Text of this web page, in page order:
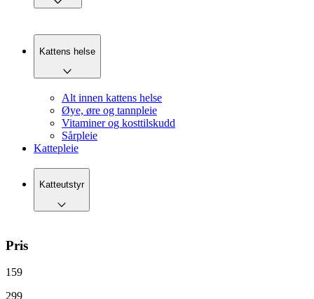
Kattens helse
Alt innen kattens helse
Øye, øre og tannpleie
Vitaminer og kosttilskudd
Sårpleie
Kattepleie
Katteutstyr
Pris
159
299